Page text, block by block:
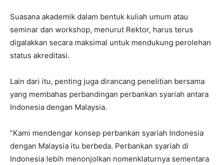
Suasana akademik dalam bentuk kuliah umum atau
seminar dan workshop, menurut Rektor, harus terus
digalakkan secara maksimal untuk mendukung perolehan
status akreditasi.
Lain dari itu, penting juga dirancang penelitian bersama
yang membahas perbandingan perbankan syariah antara
Indonesia dengan Malaysia.
”Kami mendengar konsep perbankan syariah Indonesia
dengan Malaysia itu berbeda. Perbankan syariah di
Indonesia lebih menonjolkan nomenklaturnya sementara